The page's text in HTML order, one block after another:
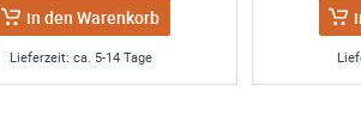
in den Warenkorb
Lieferzeit: ca. 5-14 Tage